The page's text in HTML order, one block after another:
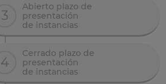
3
Abierto plazo de
presentación
de instancias
4
Cerrado plazo de
presentación
de instancias